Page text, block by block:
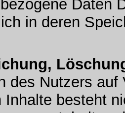
Daten
in deren
des Nutzers
Inhalte besteht